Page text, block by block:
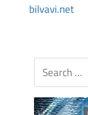
bilvavi.net